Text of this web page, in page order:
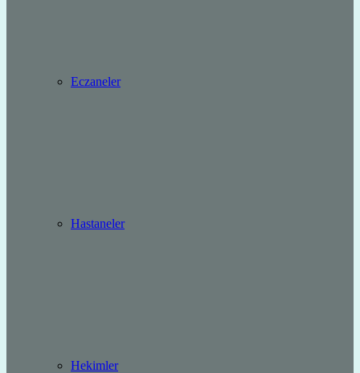
Eczaneler
Hastaneler
Hekimler